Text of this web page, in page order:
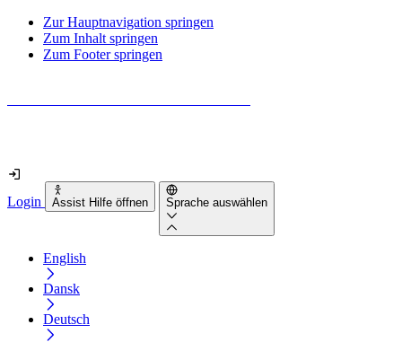
Zur Hauptnavigation springen
Zum Inhalt springen
Zum Footer springen
Login Assist Hilfe öffnen Sprache auswählen
English
Dansk
Deutsch